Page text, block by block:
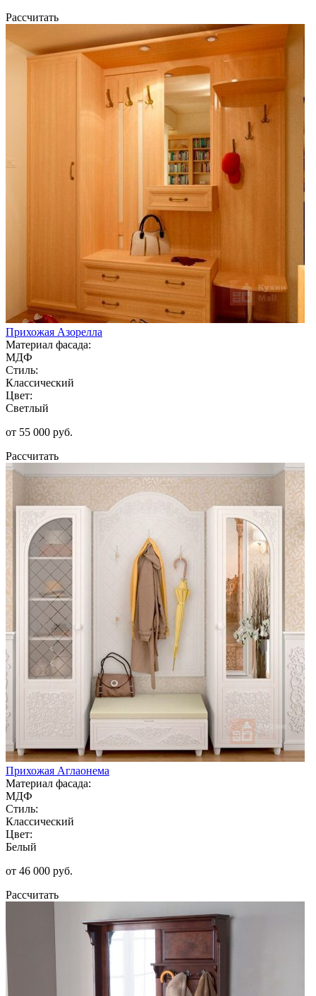
Рассчитать
Прихожая Азорелла
Материал фасада:
МДФ
Стиль:
Классический
Цвет:
Светлый
от 55 000 руб.
Рассчитать
Прихожая Аглаонема
Материал фасада:
МДФ
Стиль:
Классический
Цвет:
Белый
от 46 000 руб.
Рассчитать